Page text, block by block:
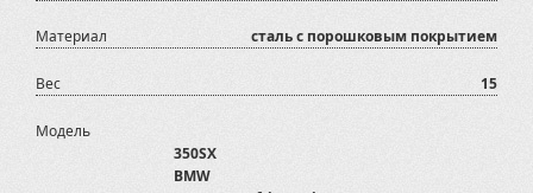
Материал сталь с порошковым покрытием
Вес 15
Модель
350SX
BMW